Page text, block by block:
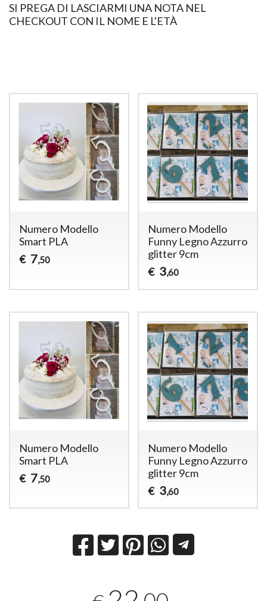
SI PREGA DI LASCIARMI UNA NOTA NEL
CHECKOUT CON IL NOME E L'ETÀ
Numero Modello
Smart PLA
€ 7,50
Numero Modello
Funny Legno Azzurro
glitter 9cm
€ 3,60
Numero Modello
Smart PLA
€ 7,50
Numero Modello
Funny Legno Azzurro
glitter 9cm
€ 3,60